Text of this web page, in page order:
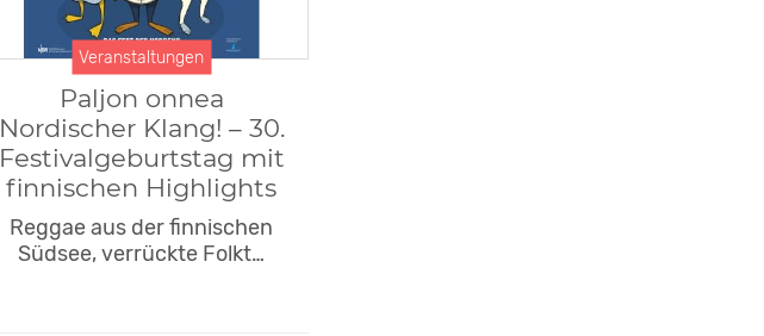
Veranstaltungen
Paljon onnea
Nordischer Klang! – 30.
Festivalgeburtstag mit
finnischen Highlights
Reggae aus der finnischen
Südsee, verrückte Folkt…